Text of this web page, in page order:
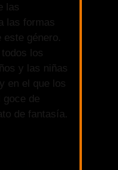
las
las formas
este género.
los
y las niñas
en el que los
goce de
de fantasía.